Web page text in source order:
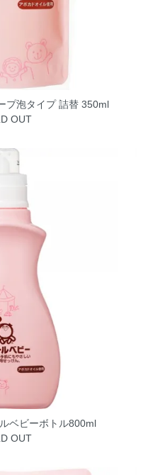
プ泡タイプ 詰替 350ml
OUT
ベビーボトル800ml
OUT